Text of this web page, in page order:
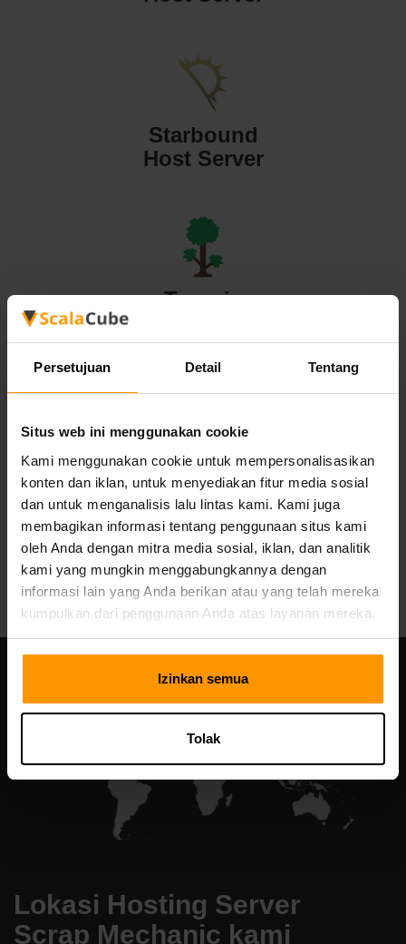
Persetujuan Detail Tentang
Situs web ini menggunakan cookie
Kami menggunakan cookie untuk mempersonalisasikan
konten dan iklan, untuk menyediakan fitur media sosial
dan untuk menganalisis lalu lintas kami. Kami juga
membagikan informasi tentang penggunaan situs kami
oleh Anda dengan mitra media sosial, iklan, dan analitik
kami yang mungkin menggabungkannya dengan
informasi lain yang Anda berikan atau yang telah mereka
kumpulkan dari penggunaan Anda atas layanan mereka.
Izinkan semua
Tolak
Starbound
Host Server
Terraria
Valheim
Host Server
Lokasi Hosting Server
Scrap Mechanic kami